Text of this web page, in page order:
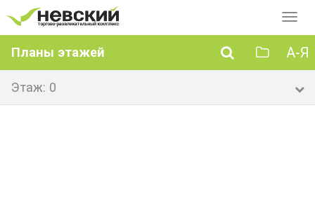
Планы этажей А-Я
Этаж: 0